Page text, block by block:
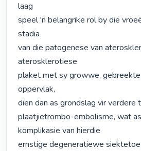
laag
speel 'n belangrike rol by die
stadia
van die patogenese van
aterosklerotiese
plaket met sy growwe,
oppervlak,
dien dan as grondslag vir verdere
plaatjietrombo-embolisme, wat
komplikasie van hierdie
ernstige degeneratiewe